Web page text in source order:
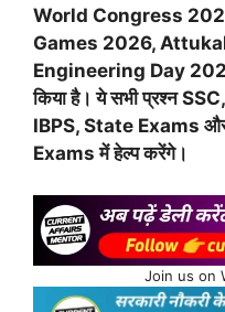
World Congress
Games 2026,
Engineering Day 2026
किया है। ये सभी प्रश्न
IBPS, State Exams
Exams में हेल्प करेंगे।
Join us on